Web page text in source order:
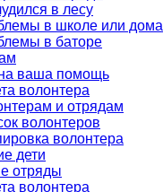
в лесу
в школе или дома
в баторе
ваша помощь
волонтера
и отрядам
волонтеров
волонтера
дети
отряды
волонтера